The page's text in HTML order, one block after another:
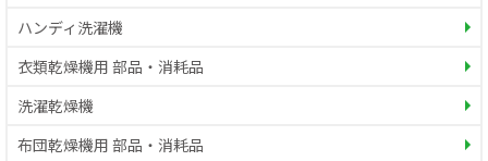
ハンディ洗濯機
衣類乾燥機用 部品・消耗品
洗濯乾燥機
布団乾燥機用 部品・消耗品